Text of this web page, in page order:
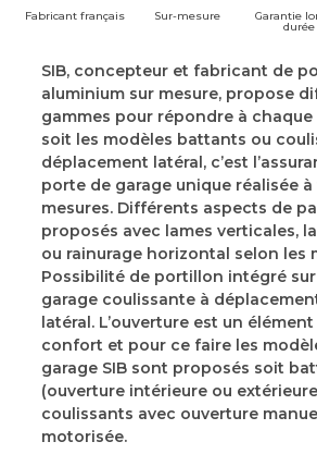
Fabricant français Sur-mesure Garantie
durée
SIB, concepteur et fabricant de
aluminium sur mesure, propose
gammes pour répondre à chaque
soit les modèles battants ou
déplacement latéral, c’est
porte de garage unique réalisée à
mesures. Différents aspects de
proposés avec lames verticales,
ou rainurage horizontal selon les
Possibilité de portillon intégré
garage coulissante à
latéral. L’ouverture est un
confort et pour ce faire les
garage SIB sont proposés soit
(ouverture intérieure ou
coulissants avec ouverture
motorisée.